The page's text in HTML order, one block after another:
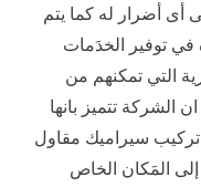
أضرار له كما يتم
في توفير الخدَمات
التي تمكنهم من
تتميز بانها
سيراميك مقاول
المَكان الخاص